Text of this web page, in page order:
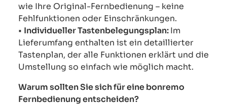
wie Ihre Original-Fernbedienung – keine
Fehlfunktionen oder Einschränkungen.
• Individueller Tastenbelegungsplan:Im
Lieferumfang enthalten ist ein detaillierter
Tastenplan, der alle Funktionen erklärt und die
Umstellung so einfach wie möglich macht.
Warum sollten Sie sich für eine bonremo
Fernbedienung entscheiden?